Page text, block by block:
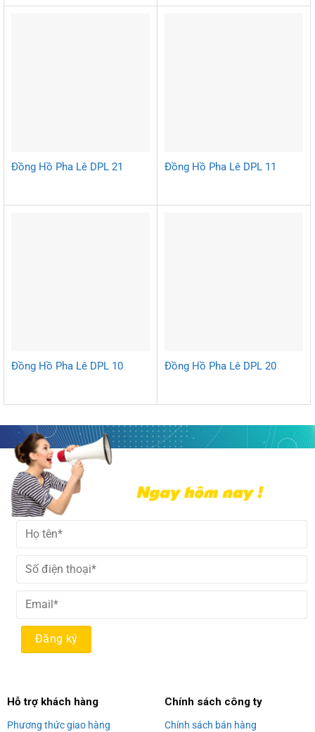
Đồng Hồ Pha Lê DPL 21 Đồng Hồ Pha Lê DPL 11
Đồng Hồ Pha Lê DPL 10 Đồng Hồ Pha Lê DPL 20
Hỗ trợ khách hàng
Phương thức giao hàng
Chính sách công ty
Chính sách bán hàng